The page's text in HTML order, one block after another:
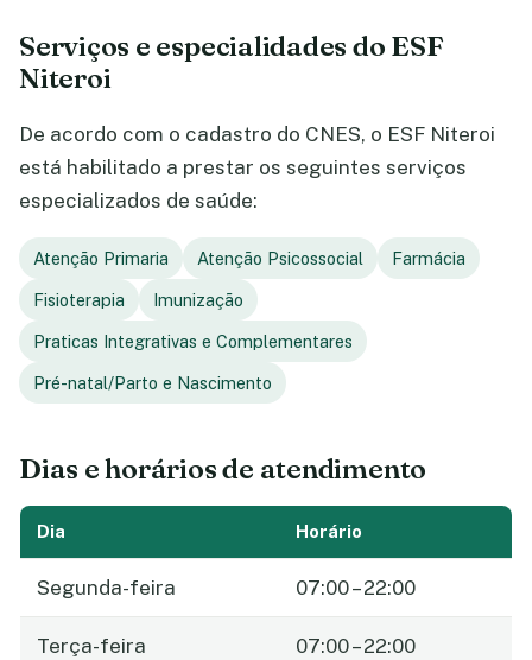
Serviços e especialidades do ESF
Niteroi
De acordo com o cadastro do CNES, o ESF Niteroi
está habilitado a prestar os seguintes serviços
especializados de saúde:
Atenção Primaria Atenção Psicossocial Farmácia
Fisioterapia Imunização
Praticas Integrativas e Complementares
Pré-natal/Parto e Nascimento
Dias e horários de atendimento
Dia Horário
Segunda-feira 07:00 – 22:00
Terça-feira 07:00 – 22:00